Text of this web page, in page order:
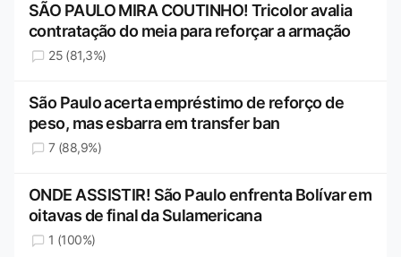
SÃO PAULO MIRA COUTINHO! Tricolor avalia
contratação do meia para reforçar a armação
25 (81,3%)
São Paulo acerta empréstimo de reforço de
peso, mas esbarra em transfer ban
7 (88,9%)
ONDE ASSISTIR! São Paulo enfrenta Bolívar em
oitavas de final da Sulamericana
1 (100%)